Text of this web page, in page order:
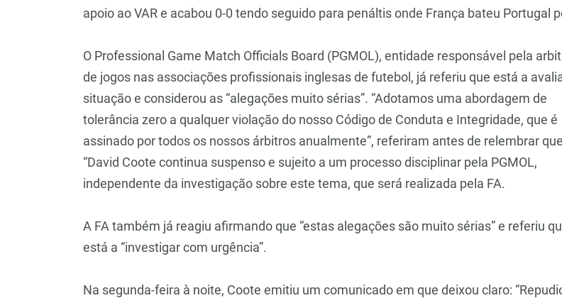
apoio ao VAR e acabou 0-0 tendo seguido para penáltis onde França bateu Portugal
O Professional Game Match Officials Board (PGMOL), entidade responsável pela
de jogos nas associações profissionais inglesas de futebol, já referiu que está a
situação e considerou as “alegações muito sérias”. “Adotamos uma abordagem de
tolerância zero a qualquer violação do nosso Código de Conduta e Integridade, que é
assinado por todos os nossos árbitros anualmente”, referiram antes de relembrar que
“David Coote continua suspenso e sujeito a um processo disciplinar pela PGMOL,
independente da investigação sobre este tema, que será realizada pela FA.
A FA também já reagiu afirmando que “estas alegações são muito sérias” e referiu
está a “investigar com urgência”.
Na segunda-feira à noite, Coote emitiu um comunicado em que deixou claro: